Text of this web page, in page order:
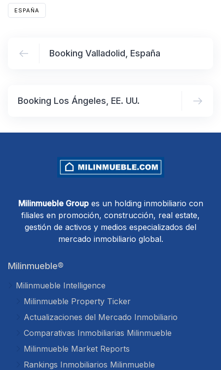
ESPAÑA
Booking Valladolid, España
Booking Los Ángeles, EE. UU.
Milinmueble Groupes un holding inmobiliario con
filiales en promoción, construcción, real estate,
gestión de activos y medios especializados del
mercado inmobiliario global.
Milinmueble®
Milinmueble Intelligence
Milinmueble Property Ticker
Actualizaciones del Mercado Inmobiliario
Comparativas Inmobiliarias Milinmueble
Milinmueble Market Reports
Rankings Inmobiliarios Milinmueble